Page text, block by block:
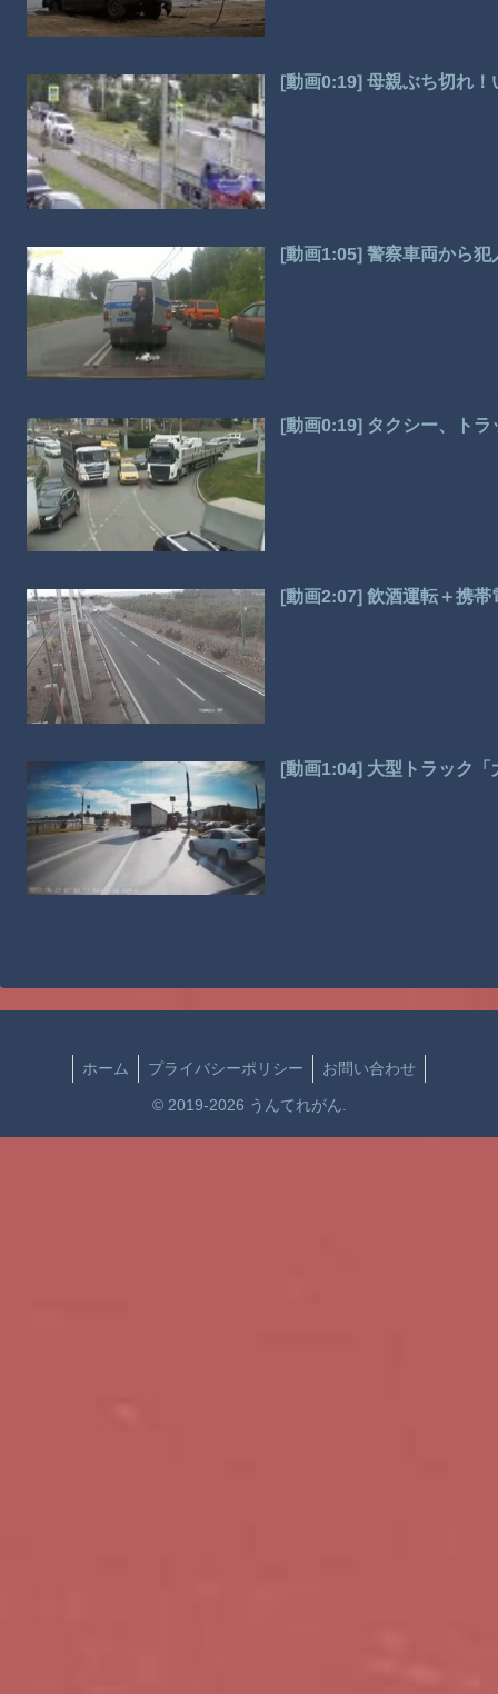
[動画0:19] 母親ぶち切れ
[動画1:05] 警察車両から
[動画0:19] タクシー、トラ
[動画2:07] 飲酒運転＋携
[動画1:04] 大型トラック
ホーム プライバシーポリシー お問い合わせ
© 2019-2026 うんてれがん.